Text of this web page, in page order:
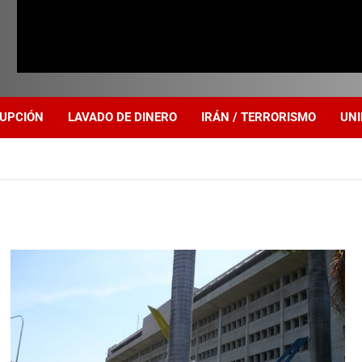
LAVADO DE DINERO IRÁN / TERRORISMO